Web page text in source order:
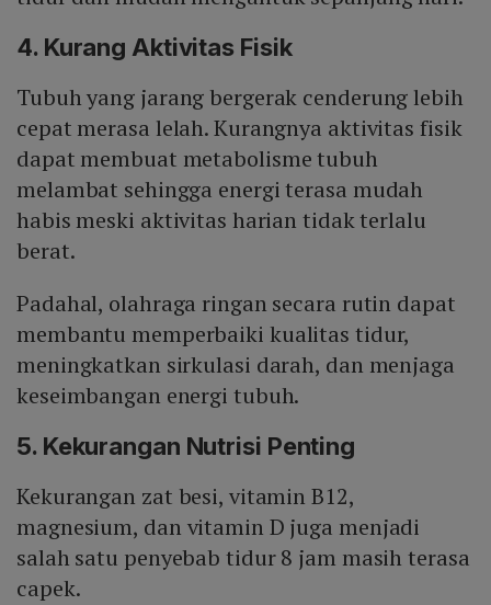
4. Kurang Aktivitas Fisik
Tubuh yang jarang bergerak cenderung lebih
cepat merasa lelah. Kurangnya aktivitas fisik
dapat membuat metabolisme tubuh
melambat sehingga energi terasa mudah
habis meski aktivitas harian tidak terlalu
berat.
Padahal, olahraga ringan secara rutin dapat
membantu memperbaiki kualitas tidur,
meningkatkan sirkulasi darah, dan menjaga
keseimbangan energi tubuh.
5. Kekurangan Nutrisi Penting
Kekurangan zat besi, vitamin B12,
magnesium, dan vitamin D juga menjadi
salah satu penyebab tidur 8 jam masih terasa
capek.